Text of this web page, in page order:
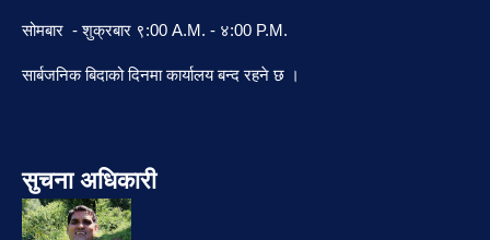
सोमबार - शुक्रबार ९:00 A.M. - ४:00 P.M.
सार्बजनिक बिदाको दिनमा कार्यालय बन्द रहने छ ।
सुचना अधिकारी